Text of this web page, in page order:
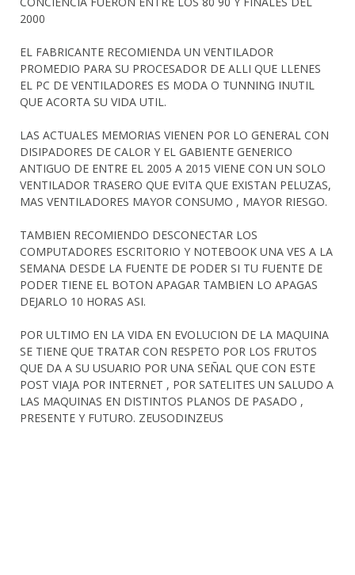
2000
EL FABRICANTE RECOMIENDA UN VENTILADOR
PROMEDIO PARA SU PROCESADOR DE ALLI QUE LLENES
EL PC DE VENTILADORES ES MODA O TUNNING INUTIL
QUE ACORTA SU VIDA UTIL.
LAS ACTUALES MEMORIAS VIENEN POR LO GENERAL CON
DISIPADORES DE CALOR Y EL GABIENTE GENERICO
ANTIGUO DE ENTRE EL 2005 A 2015 VIENE CON UN SOLO
VENTILADOR TRASERO QUE EVITA QUE EXISTAN PELUZAS,
MAS VENTILADORES MAYOR CONSUMO , MAYOR RIESGO.
TAMBIEN RECOMIENDO DESCONECTAR LOS
COMPUTADORES ESCRITORIO Y NOTEBOOK UNA VES A LA
SEMANA DESDE LA FUENTE DE PODER SI TU FUENTE DE
PODER TIENE EL BOTON APAGAR TAMBIEN LO APAGAS
DEJARLO 10 HORAS ASI.
POR ULTIMO EN LA VIDA EN EVOLUCION DE LA MAQUINA
SE TIENE QUE TRATAR CON RESPETO POR LOS FRUTOS
QUE DA A SU USUARIO POR UNA SEÑAL QUE CON ESTE
POST VIAJA POR INTERNET , POR SATELITES UN SALUDO A
LAS MAQUINAS EN DISTINTOS PLANOS DE PASADO ,
PRESENTE Y FUTURO. ZEUSODINZEUS